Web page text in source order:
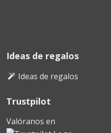
Ideas de regalos
Ideas de regalos
Trustpilot
Valóranos en